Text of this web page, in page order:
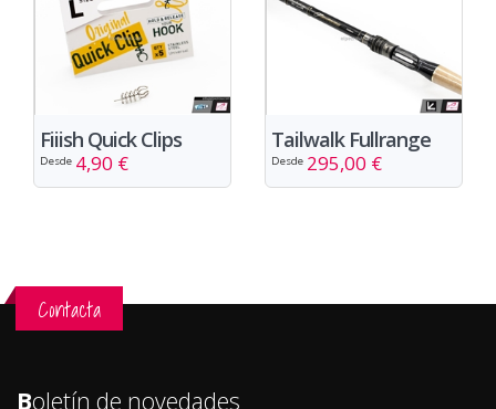
Fiiish Quick Clips
Desde 4,90 €
Tailwalk Fullrange
Desde 295,00 €
Contacta
Boletín de novedades